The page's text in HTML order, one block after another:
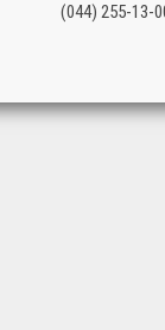
(044) 255-13-